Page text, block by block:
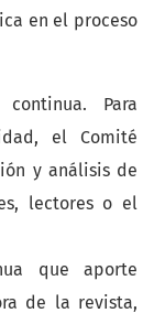
en el proceso
Para
el Comité
y análisis de
lectores o el
que aporte
de la revista,